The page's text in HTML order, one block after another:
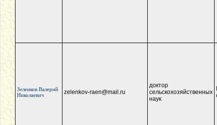
Зеленков Валерий
Николаевич
zelenkov-raen@mail.ru
доктор
сельскохозяйственных
наук